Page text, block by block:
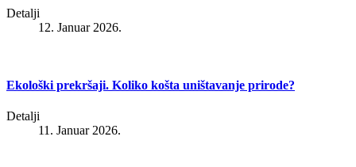
Detalji
12. Januar 2026.
Ekološki prekršaji. Koliko košta uništavanje prirode?
Detalji
11. Januar 2026.